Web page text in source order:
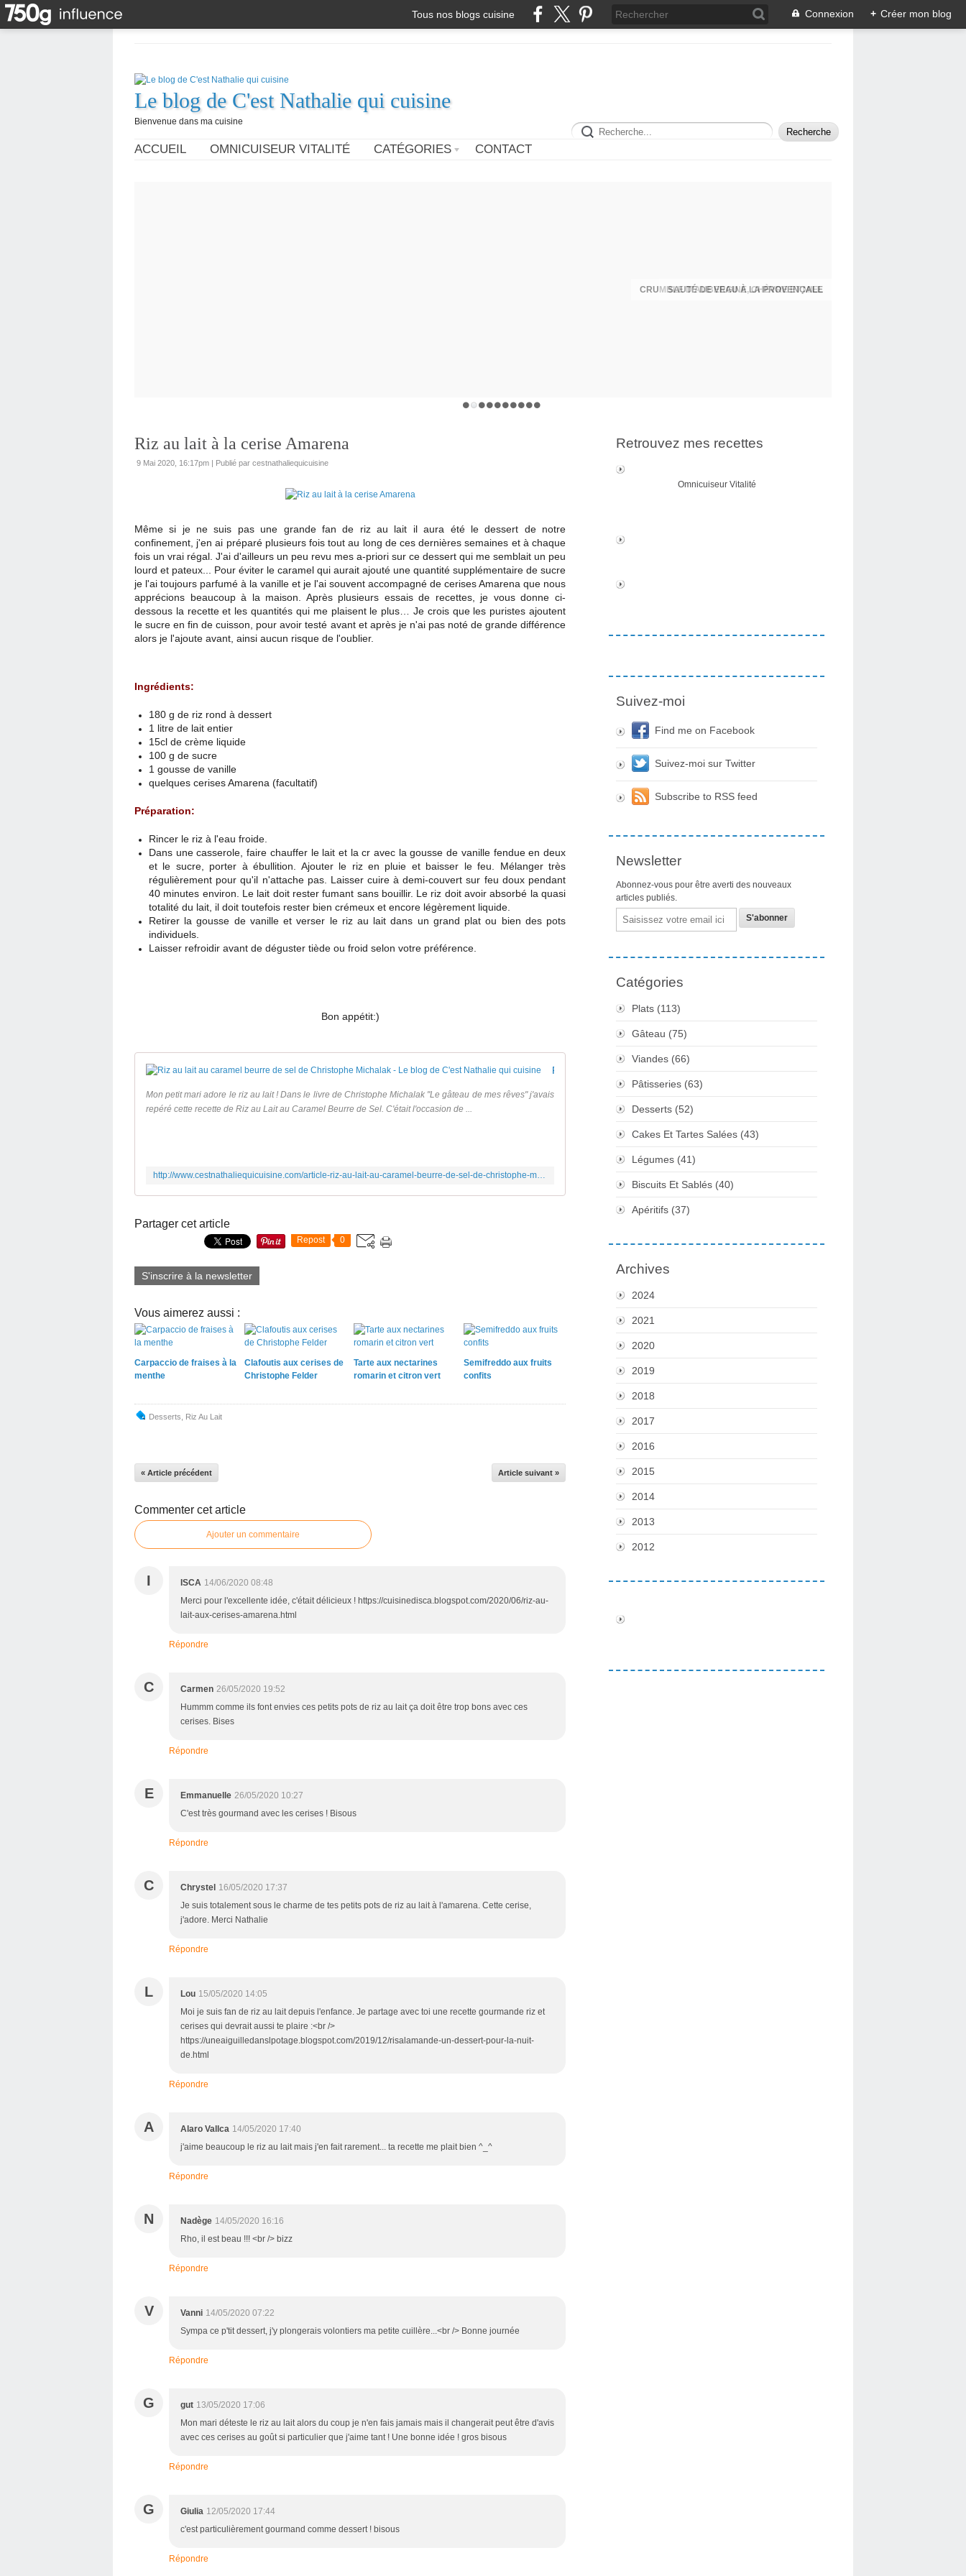
Tous nos blogs cuisine Connexion + Créer mon blog
Le blog de C'est Nathalie qui cuisine
Bienvenue dans ma cuisine
ACCUEIL OMNICUISEUR VITALITÉ CATÉGORIES CONTACT
SAUTÉ DE VEAU À LA PROVENÇALE
Riz au lait à la cerise Amarena
9 Mai 2020, 16:17pm | Publié par cestnathaliequicuisine
Même si je ne suis pas une grande fan de riz au lait il aura été le dessert de notre
confinement, j'en ai préparé plusieurs fois tout au long de ces dernières semaines et à chaque
fois un vrai régal. J'ai d'ailleurs un peu revu mes a-priori sur ce dessert qui me semblait un peu
lourd et pateux... Pour éviter le caramel qui aurait ajouté une quantité supplémentaire de sucre
je l'ai toujours parfumé à la vanille et je l'ai souvent accompagné de cerises Amarena que nous
apprécions beaucoup à la maison. Après plusieurs essais de recettes, je vous donne ci-
dessous la recette et les quantités qui me plaisent le plus… Je crois que les puristes ajoutent
le sucre en fin de cuisson, pour avoir testé avant et après je n'ai pas noté de grande différence
alors je l'ajoute avant, ainsi aucun risque de l'oublier.
Ingrédients:
180 g de riz rond à dessert
1 litre de lait entier
15cl de crème liquide
100 g de sucre
1 gousse de vanille
quelques cerises Amarena (facultatif)
Préparation:
Rincer le riz à l'eau froide.
Dans une casserole, faire chauffer le lait et la cr avec la gousse de vanille fendue en deux
et le sucre, porter à ébullition. Ajouter le riz en pluie et baisser le feu. Mélanger très
régulièrement pour qu'il n'attache pas. Laisser cuire à demi-couvert sur feu doux pendant
40 minutes environ. Le lait doit rester fumant sans bouillir. Le riz doit avoir absorbé la quasi
totalité du lait, il doit toutefois rester bien crémeux et encore légèrement liquide.
Retirer la gousse de vanille et verser le riz au lait dans un grand plat ou bien des pots
individuels.
Laisser refroidir avant de déguster tiède ou froid selon votre préférence.
Bon appétit:)
Mon petit mari adore le riz au lait ! Dans le livre de Christophe Michalak "Le gâteau de mes rêves" j'avais
repéré cette recette de Riz au Lait au Caramel Beurre de Sel. C'était l'occasion de ...
http://www.cestnathaliequicuisine.com/article-riz-au-lait-au-caramel-beurre-de-sel-de-christophe-michalak-111103617.html
Partager cet article
Repost 0
S'inscrire à la newsletter
Vous aimerez aussi :
Carpaccio de fraises à la
menthe
Clafoutis aux cerises de
Christophe Felder
Tarte aux nectarines
romarin et citron vert
Semifreddo aux fruits
confits
Desserts Riz Au Lait
« Article précédent Article suivant »
Commenter cet article
Ajouter un commentaire
I ISCA 14/06/2020 08:48
Merci pour l'excellente idée, c'était délicieux ! https://cuisinedisca.blogspot.com/2020/06/riz-au-
lait-aux-cerises-amarena.html
Répondre
C Carmen 26/05/2020 19:52
Hummm comme ils font envies ces petits pots de riz au lait ça doit être trop bons avec ces
cerises. Bises
Répondre
E Emmanuelle 26/05/2020 10:27
C'est très gourmand avec les cerises ! Bisous
Répondre
C Chrystel 16/05/2020 17:37
Je suis totalement sous le charme de tes petits pots de riz au lait à l'amarena. Cette cerise,
j'adore. Merci Nathalie
Répondre
L Lou 15/05/2020 14:05
Moi je suis fan de riz au lait depuis l'enfance. Je partage avec toi une recette gourmande riz et
cerises qui devrait aussi te plaire :<br />
https://uneaiguilledanslpotage.blogspot.com/2019/12/risalamande-un-dessert-pour-la-nuit-
de.html
Répondre
A Alaro Vallca 14/05/2020 17:40
j'aime beaucoup le riz au lait mais j'en fait rarement... ta recette me plait bien ^_^
Répondre
N Nadège 14/05/2020 16:16
Rho, il est beau !!! <br /> bizz
Répondre
V Vanni 14/05/2020 07:22
Sympa ce p'tit dessert, j'y plongerais volontiers ma petite cuillère...<br /> Bonne journée
Répondre
G gut 13/05/2020 17:06
Mon mari déteste le riz au lait alors du coup je n'en fais jamais mais il changerait peut être d'avis
avec ces cerises au goût si particulier que j'aime tant ! Une bonne idée ! gros bisous
Répondre
G Giulia 12/05/2020 17:44
c'est particulièrement gourmand comme dessert ! bisous
Répondre
Retrouvez mes recettes
Omnicuiseur Vitalité
Suivez-moi
Find me on Facebook
Suivez-moi sur Twitter
Subscribe to RSS feed
Newsletter
Abonnez-vous pour être averti des nouveaux
articles publiés.
Email
Catégories
Plats (113)
Gâteau (75)
Viandes (66)
Pâtisseries (63)
Desserts (52)
Cakes Et Tartes Salées (43)
Légumes (41)
Biscuits Et Sablés (40)
Apéritifs (37)
Archives
2024
2021
2020
2019
2018
2017
2016
2015
2014
2013
2012